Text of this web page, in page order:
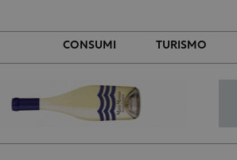
CONSUMI TURISMO